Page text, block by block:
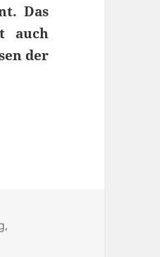
Das
auch
der
– zur
,
digitalen, hybriden